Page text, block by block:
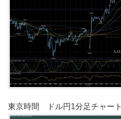
東京時間 ドル円1分足チャート